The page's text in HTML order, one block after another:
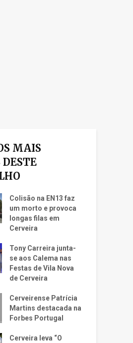
MAIS
Colisão na EN13 faz
um morto e provoca
longas filas em
Cerveira
Tony Carreira junta-
se aos Calema nas
Festas de Vila Nova
de Cerveira
Cerveirense Patrícia
Martins destacada na
Forbes Portugal
Cerveira leva “O